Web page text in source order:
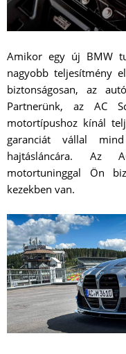
Amikor egy új BMW
nagyobb teljesítmény
biztonságosan, az
Partnerünk, az AC
motortípushoz kínál
garanciát vállal
hajtásláncára. Az
motortuninggal Ön
kezekben van.